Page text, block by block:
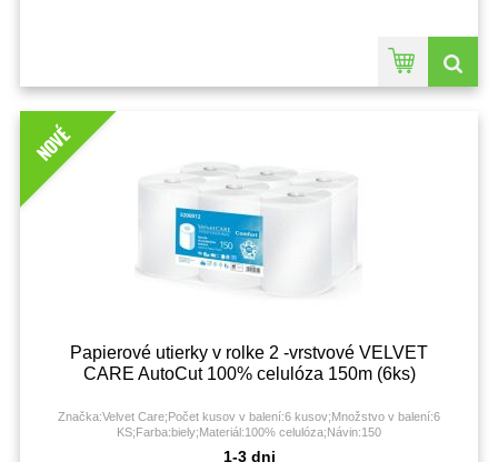
NOVÉ
Papierové utierky v rolke 2 -vrstvové VELVET
CARE AutoCut 100% celulóza 150m (6ks)
Značka:Velvet Care;Počet kusov v balení:6 kusov;Množstvo v balení:6
KS;Farba:biely;Materiál:100% celulóza;Návin:150
1-3 dni